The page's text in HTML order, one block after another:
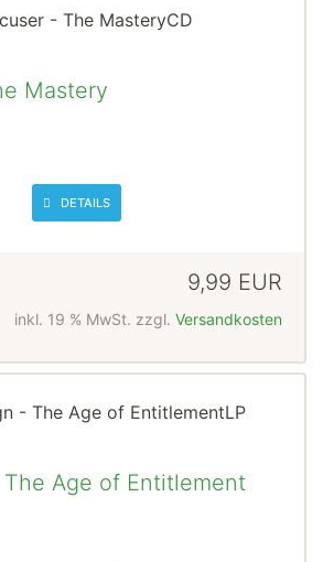
Mastery
DETAILS
9,99 EUR
inkl. 19 % MwSt. zzgl. Versandkosten
Age of Entitlement